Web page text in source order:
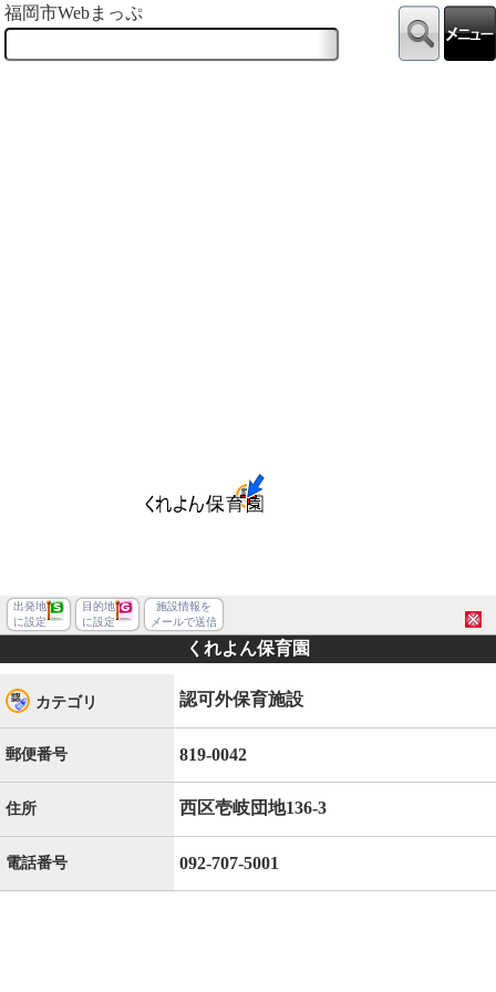
福岡市Webまっぷ
出発地
に設定
目的地
に設定
施設情報を
メールで送信
くれよん保育園
カテゴリ 認可外保育施設
郵便番号 819-0042
住所 西区壱岐団地136-3
電話番号 092-707-5001